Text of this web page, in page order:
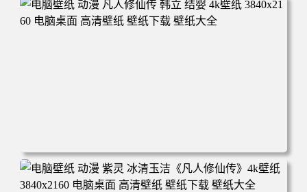
年回忆 荷塘荷叶 蜡笔小新 电脑桌面 高清壁纸 壁纸下载 壁
电脑壁纸 动漫 凡人修仙传 韩立 结婴 4k壁纸 3840x2160 电
脑桌面 高清壁纸 壁纸下载 壁纸大全